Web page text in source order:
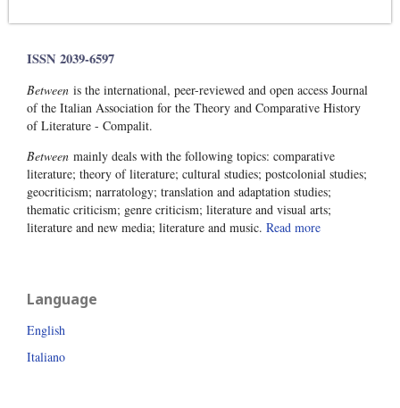
ISSN 2039-6597
Between is the international, peer-reviewed and open access Journal
of the Italian Association for the Theory and Comparative History
of Literature - Compalit.
Between mainly deals with the following topics: comparative
literature; theory of literature; cultural studies; postcolonial studies;
geocriticism; narratology; translation and adaptation studies;
thematic criticism; genre criticism; literature and visual arts;
literature and new media; literature and music. Read more
Language
English
Italiano